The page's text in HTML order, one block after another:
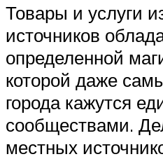
Товары и услуги
источников
определенной
которой даже
города кажутся
сообществами.
местных